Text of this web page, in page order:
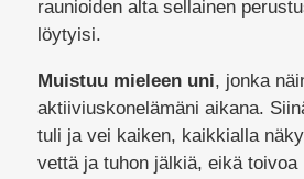
raunioiden alta sellainen
löytyisi.
Muistuu mieleen uni, jonka
aktiiviuskonelämäni aikana.
tuli ja vei kaiken, kaikkialla
vettä ja tuhon jälkiä, eikä toivoa